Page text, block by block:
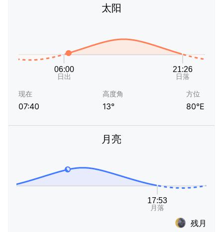
太阳
现在
07:40
高度角
13°
方位
80°E
月亮
残月